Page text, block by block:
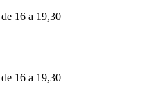
16 a 19,30
16 a 19,30